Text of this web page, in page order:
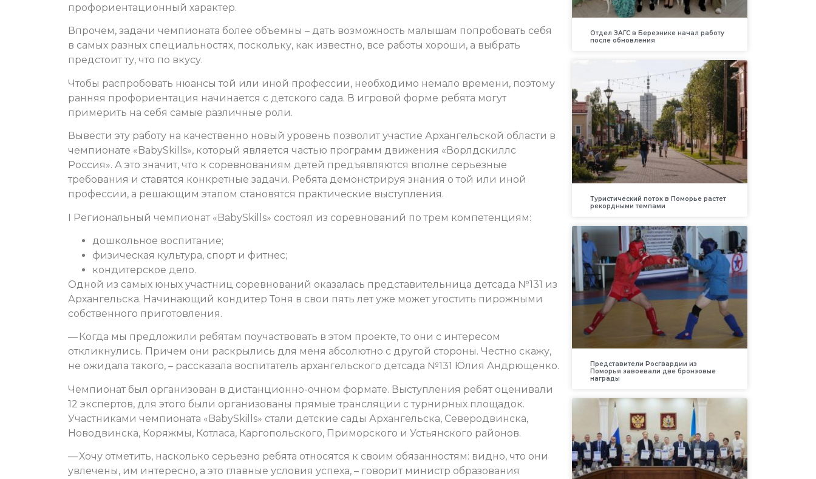
профориентационный характер.
Впрочем, задачи чемпионата более объемны – дать возможность малышам попробовать себя
в самых разных специальностях, поскольку, как известно, все работы хороши, а выбрать
предстоит ту, что по вкусу.
Чтобы распробовать нюансы той или иной профессии, необходимо немало времени, поэтому
ранняя профориентация начинается с детского сада. В игровой форме ребята могут
примерить на себя самые различные роли.
Вывести эту работу на качественно новый уровень позволит участие Архангельской области в
чемпионате «BabySkills», который является частью программ движения «Ворлдскиллс
Россия». А это значит, что к соревнованиям детей предъявляются вполне серьезные
требования и ставятся конкретные задачи. Ребята демонстрируя знания о той или иной
профессии, а решающим этапом становятся практические выступления.
I Региональный чемпионат «BabySkills» состоял из соревнований по трем компетенциям:
дошкольное воспитание;
физическая культура, спорт и фитнес;
кондитерское дело.
Одной из самых юных участниц соревнований оказалась представительница детсада №131 из
Архангельска. Начинающий кондитер Тоня в свои пять лет уже может угостить пирожными
собственного приготовления.
— Когда мы предложили ребятам поучаствовать в этом проекте, то они с интересом
откликнулись. Причем они раскрылись для меня абсолютно с другой стороны. Честно скажу,
не ожидала такого, – рассказала воспитатель архангельского детсада №131 Юлия Андрющенко.
Чемпионат был организован в дистанционно-очном формате. Выступления ребят оценивали
12 экспертов, для этого были организованы прямые трансляции с турнирных площадок.
Участниками чемпионата «BabySkills» стали д етские сады Архангельска, Северодвинска,
Новодвинска, Коряжмы, Котласа, Каргопольского, Приморского и Устьянского районов.
— Хочу отметить, насколько серьезно ребята относятся к своим обязанностям: видно, что они
увлечены, им интересно, а это главные условия успеха, – говорит министр образования
Отдел ЗАГС в Березнике начал работу
после обновления
Туристический поток в Поморье растет
рекордными темпами
Представители Росгвардии из
Поморья завоевали две бронзовые
награды